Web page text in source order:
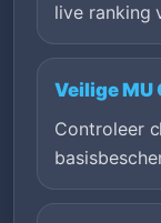
live ranking
Veilige
Controleer